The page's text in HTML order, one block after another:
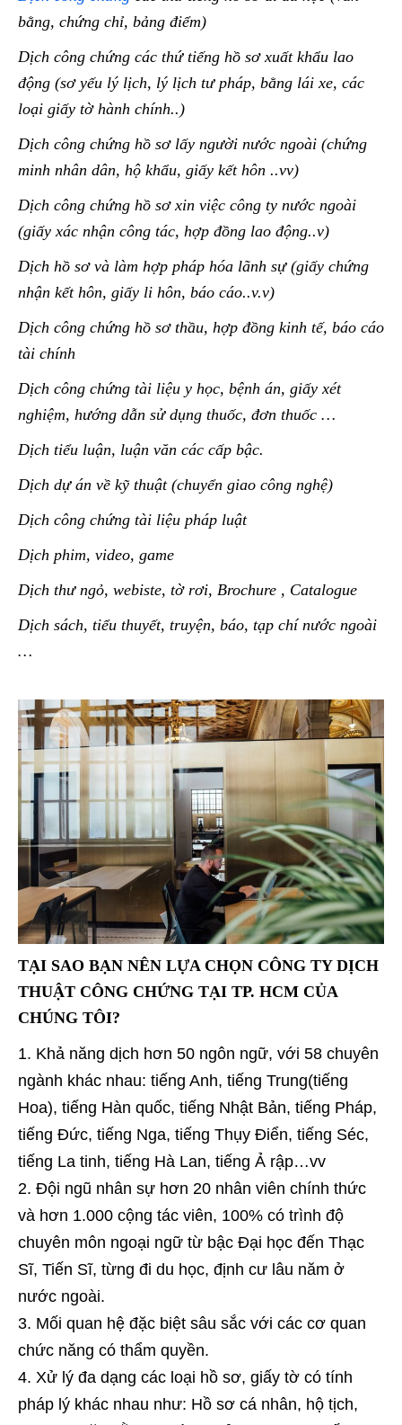
bằng, chứng chỉ, bảng điểm)
Dịch công chứng các thứ tiếng hồ sơ xuất khẩu lao
động (sơ yếu lý lịch, lý lịch tư pháp, bằng lái xe, các
loại giấy tờ hành chính..)
Dịch công chứng hồ sơ lấy người nước ngoài (chứng
minh nhân dân, hộ khẩu, giấy kết hôn ..vv)
Dịch công chứng hồ sơ xin việc công ty nước ngoài
(giấy xác nhận công tác, hợp đồng lao động..v)
Dịch hồ sơ và làm hợp pháp hóa lãnh sự (giấy chứng
nhận kết hôn, giấy li hôn, báo cáo..v.v)
Dịch công chứng hồ sơ thầu, hợp đồng kinh tế, báo cáo
tài chính
Dịch công chứng tài liệu y học, bệnh án, giấy xét
nghiệm, hướng dẫn sử dụng thuốc, đơn thuốc …
Dịch tiểu luận, luận văn các cấp bậc.
Dịch dự án về kỹ thuật (chuyển giao công nghệ)
Dịch công chứng tài liệu pháp luật
Dịch phim, video, game
Dịch thư ngỏ, webiste, tờ rơi, Brochure , Catalogue
Dịch sách, tiểu thuyết, truyện, báo, tạp chí nước ngoài
…
TẠI SAO BẠN NÊN LỰA CHỌN CÔNG TY DỊCH
THUẬT CÔNG CHỨNG TẠI TP. HCM CỦA
CHÚNG TÔI?
Khả năng dịch hơn 50 ngôn ngữ, với 58 chuyên
ngành khác nhau: tiếng Anh, tiếng Trung(tiếng
Hoa), tiếng Hàn quốc, tiếng Nhật Bản, tiếng Pháp,
tiếng Đức, tiếng Nga, tiếng Thụy Điển, tiếng Séc,
tiếng La tinh, tiếng Hà Lan, tiếng Ả rập…vv
Đội ngũ nhân sự hơn 20 nhân viên chính thức
và hơn 1.000 cộng tác viên, 100% có trình độ
chuyên môn ngoại ngữ từ bậc Đại học đến Thạc
Sĩ, Tiến Sĩ, từng đi du học, định cư lâu năm ở
nước ngoài.
Mối quan hệ đặc biệt sâu sắc với các cơ quan
chức năng có thẩm quyền.
Xử lý đa dạng các loại hồ sơ, giấy tờ có tính
pháp lý khác nhau như: Hồ sơ cá nhân, hộ tịch,